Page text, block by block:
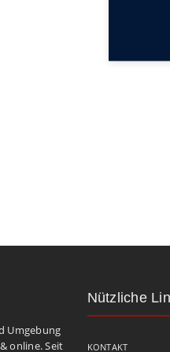
Umgebung
online. Seit
Nützliche
KONTAKT